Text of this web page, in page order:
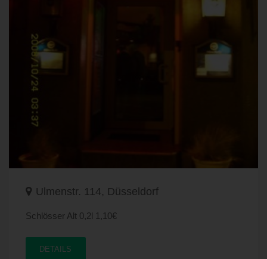
Ulmenstr. 114, Düsseldorf
Schlösser Alt 0,2l 1,10€
DETAILS